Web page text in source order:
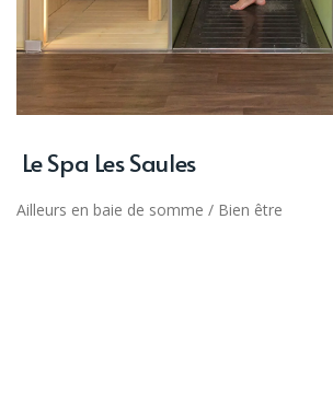
Le Spa Les Saules
Ailleurs en baie de somme / Bien être